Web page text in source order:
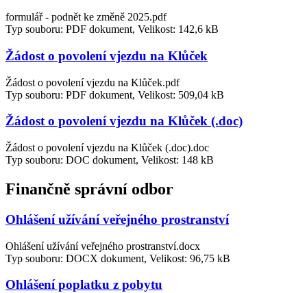
formulář - podnět ke změně 2025.pdf
Typ souboru: PDF dokument, Velikost: 142,6 kB
Žádost o povolení vjezdu na Klůček
Žádost o povolení vjezdu na Klůček.pdf
Typ souboru: PDF dokument, Velikost: 509,04 kB
Žádost o povolení vjezdu na Klůček (.doc)
Žádost o povolení vjezdu na Klůček (.doc).doc
Typ souboru: DOC dokument, Velikost: 148 kB
Finančně správní odbor
Ohlášení užívání veřejného prostranství
Ohlášení užívání veřejného prostranství.docx
Typ souboru: DOCX dokument, Velikost: 96,75 kB
Ohlášení poplatku z pobytu